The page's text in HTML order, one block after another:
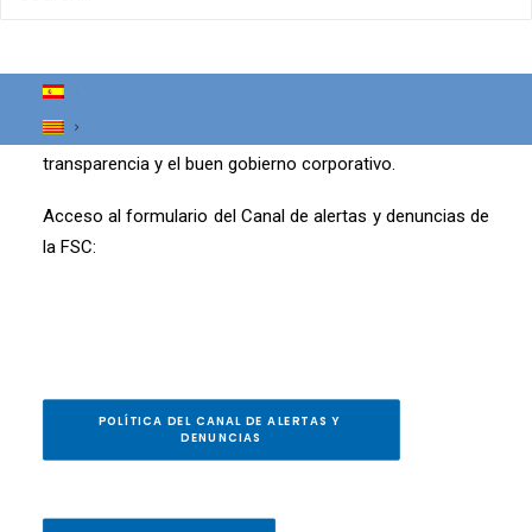
o contrarias a los principios y valores de la organización
por parte de la FSC y/o de sus empleados/as o
colaboradores, garantizando de tal modo la
transparencia y el buen gobierno corporativo.
Acceso al formulario del Canal de alertas y denuncias de
la FSC:
POLÍTICA DEL CANAL DE ALERTAS Y
DENUNCIAS